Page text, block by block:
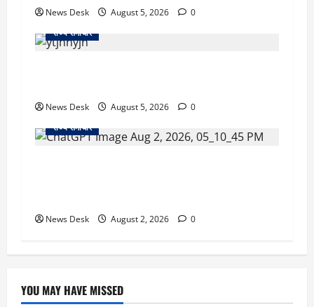
News Desk August 5, 2026
0
राज्य समाचार
News Desk August 5, 2026
0
राज्य समाचार
News Desk August 2, 2026 0
YOU MAY HAVE MISSED